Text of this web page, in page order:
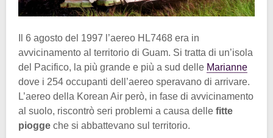
Il 6 agosto del 1997 l’aereo HL7468 era in
avvicinamento al territorio di Guam. Si tratta di un’isola
del Pacifico, la più grande e più a sud delle Marianne
dove i 254 occupanti dell’aereo speravano di arrivare.
L’aereo della Korean Air però, in fase di avvicinamento
al suolo, riscontrò seri problemi a causa delle fitte
piogge che si abbattevano sul territorio.